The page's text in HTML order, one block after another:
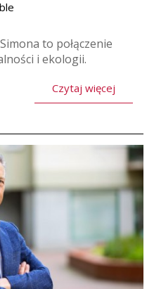
to połączenie
i ekologii.
Czytaj więcej